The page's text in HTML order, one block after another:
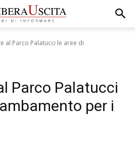
al Parco Palatucci le aree di
Parco Palatucci
per i